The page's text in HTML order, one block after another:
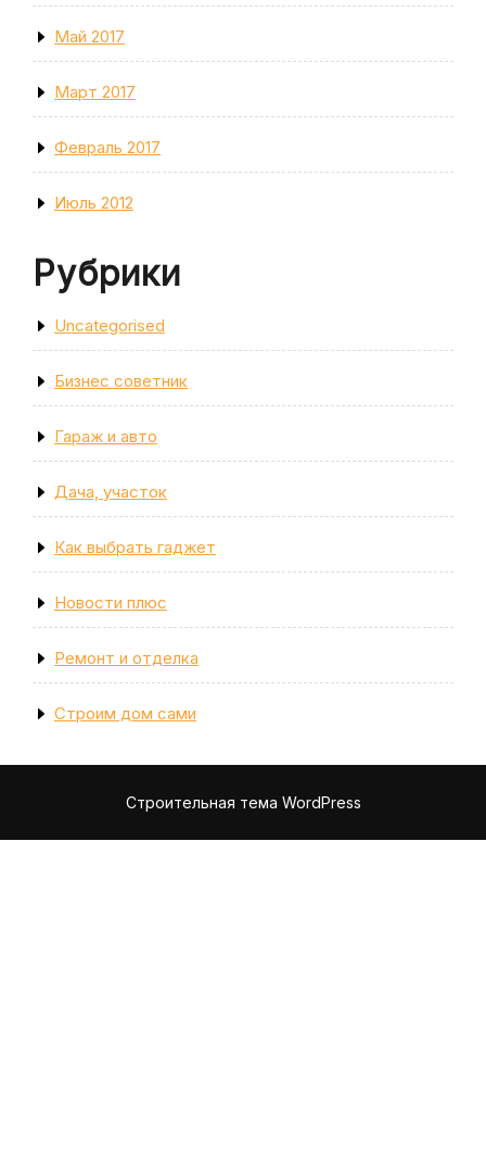
Май 2017
Март 2017
Февраль 2017
Июль 2012
Рубрики
Uncategorised
Бизнес советник
Гараж и авто
Дача, участок
Как выбрать гаджет
Новости плюс
Ремонт и отделка
Строим дом сами
Строительная тема WordPress